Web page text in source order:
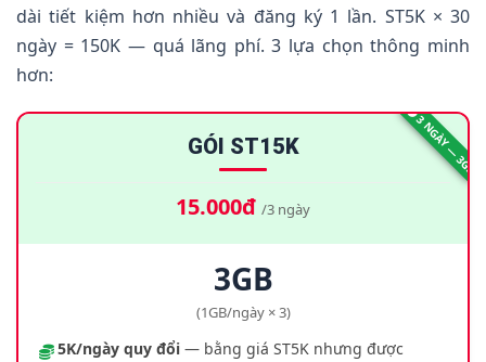
dài tiết kiệm hơn nhiều và đăng ký 1 lần. ST5K × 30
ngày = 150K — quá lãng phí. 3 lựa chọn thông minh
hơn:
3 NGÀY — 3GB
GÓI ST15K
15.000đ /3 ngày
3GB
(1GB/ngày × 3)
5K/ngày quy đổi — bằng giá ST5K nhưng được